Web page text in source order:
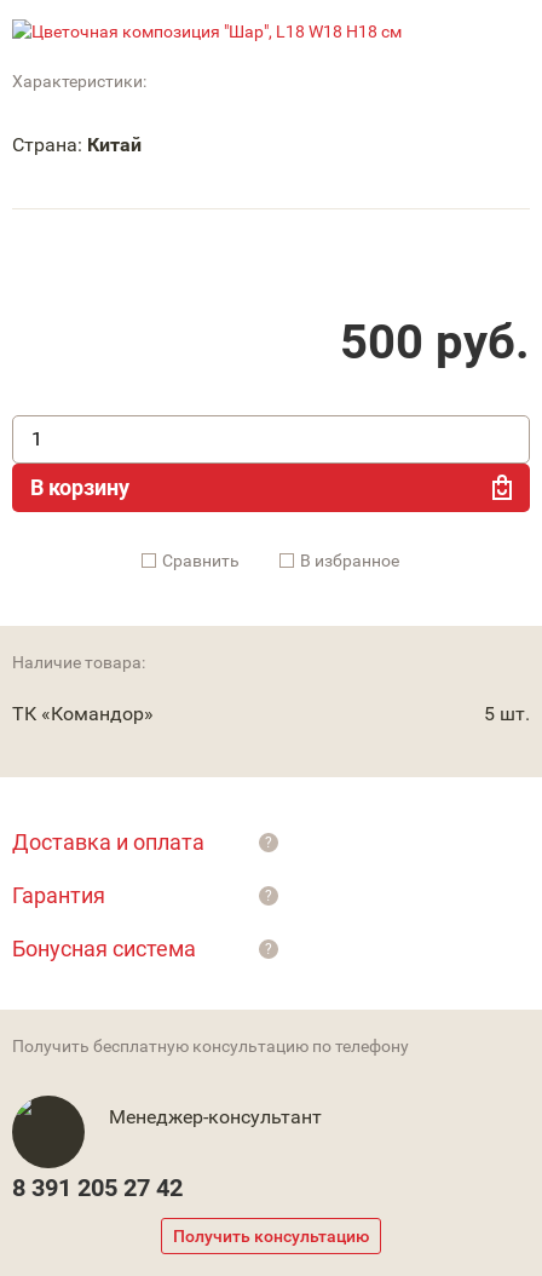
Характеристики:
Страна: Китай
500 руб.
В корзину
Cравнить В избранное
Наличие товара:
ТК «Командор» 5 шт.
Доставка и оплата ?
Гарантия ?
Бонусная система ?
Получить бесплатную консультацию по телефону
Менеджер-консультант
8 391 205 27 42
Получить консультацию